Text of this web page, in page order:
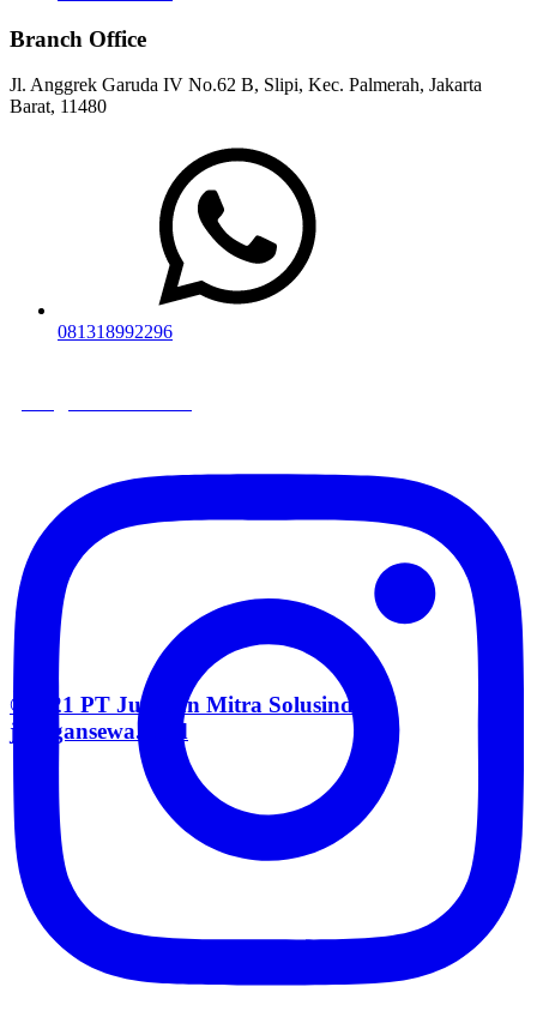
Branch Office
Jl. Anggrek Garuda IV No.62 B, Slipi, Kec. Palmerah, Jakarta
Barat, 11480​
081318992296
©2021 PT Juragan Mitra Solusindo |
juragansewa.co.id